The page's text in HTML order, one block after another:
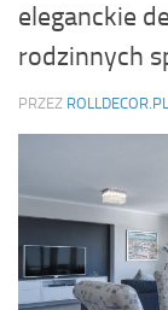
eleganckie
rodzinnych
PRZEZ ROLLDECOR.PL